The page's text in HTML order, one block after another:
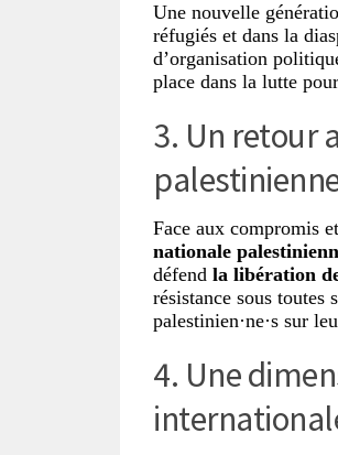
Une nouvelle
réfugiés et dans la
d’organisation
place dans la lutte
3. Un retour
Face aux compromis
nationale
défend la libération
résistance sous toutes
palestinien·ne·s sur
4. Une